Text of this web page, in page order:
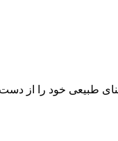
طبیعی خود را از